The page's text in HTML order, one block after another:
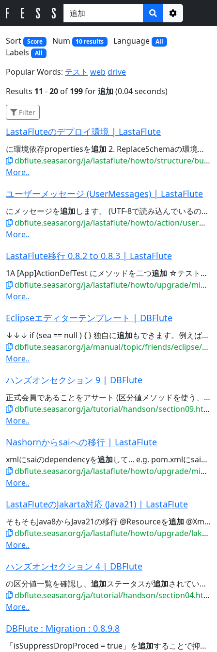
Options
Sort
Score Num 10 results Language All
Labels All
Popular Words: テスト web drive
Results 11 -20 of 199for追加 (0.04 seconds)
Filter
LastaFluteのデプロイ環境 | LastaFlute
に環境依存propertiesを追加 2. ReplaceSchemaの環境設定を
dbflute.seasar.org/ja/lastaflute/howto/structure/builddeploy.html
More..
ユーザーメッセージ (UserMessages) | LastaFlute
にメッセージを追加します。 (UTF-8で読み込んでいるので、日本語をユニコードエスケープする必要はありません)
dbflute.seasar.org/ja/lastaflute/howto/action/usermessages.html
More..
LastaFlute移行 0.8.2 to 0.8.3 | LastaFlute
1A [App]ActionDefTest にメソッドを二つ追加 ☆テストケースのDIがルーズではなくなった DBFlute-1.1.1...dependency に加えて、jasper の dependency を
dbflute.seasar.org/ja/lastaflute/howto/upgrade/migration/lamig082to083.html
More..
Eclipseエディターテンプレート | DBFlute
↓↓↓ if (sea == null ) { } 独自に追加もできます。例えば、DBFluteオリジナルの補完テンプレートを入れていれば、_ll...する まるごと入れ替え方式 にすると良いでしょう。 独自に
dbflute.seasar.org/ja/manual/topic/friends/eclipse/coding/templates.html
More..
ハンズオンセクション 9 | DBFlute
正式会員であることをアサート (区分値メソッドを使う、select句にカラムを
dbflute.seasar.org/ja/tutorial/handson/section09.html
More..
Nashornからsaiへの移行 | LastaFlute
xmlにsaiのdependencyを追加して... e.g. pom.xmlにsaiのdependencyを
dbflute.seasar.org/ja/lastaflute/howto/upgrade/migration/lahorntosai.html
More..
LastaFluteのJakarta対応 (Java21) | LastaFlute
そもそもJava8からJava21の移行 @Resourceを追加 @XmlElementを
dbflute.seasar.org/ja/lastaflute/howto/upgrade/lakarta.html
More..
ハンズオンセクション 4 | DBFlute
の区分値一覧を確認し、 追加ステータスが追加されていることを確認。 そして、テストメソッドを一つ作成して、
dbflute.seasar.org/ja/tutorial/handson/section04.html
More..
DBFlute : Migration : 0.8.9.8
「isSuppressDropProced = true」を追加することで抑制できます。 ReplaceSchemaでDBリンクがDropされます...「isSuppressDropDBLink = true」を